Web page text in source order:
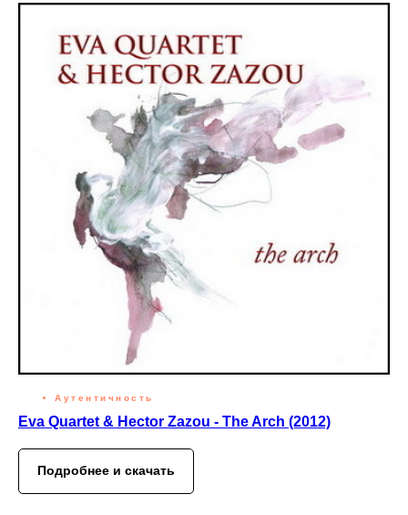
Аутентичность
Eva Quartet & Hector Zazou - The Arch (2012)
Подробнее и скачать